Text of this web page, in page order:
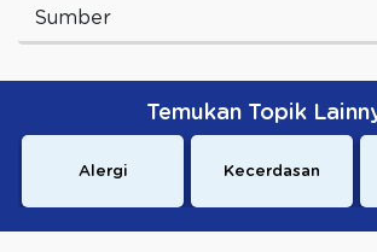
Sumber
Temukan Topik
Alergi Kecerdasan